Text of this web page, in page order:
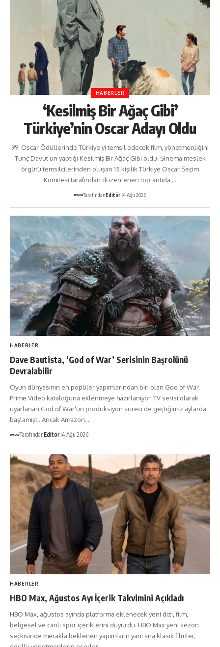
HABERLER
‘Kesilmiş Bir Ağaç Gibi’
Türkiye’nin Oscar Adayı Oldu
99. Oscar Ödüllerinde Türkiye’yi temsil edecek film, yönetmenliğini
Tunç Davut’un yaptığı Kesilmiş Bir Ağaç Gibi oldu. Sinema meslek
örgütü temsilcilerinden oluşan 15 kişilik Türkiye Oscar Seçim
Komitesi tarafından düzenlenen toplantıda,…
TarafındanEditör 4 Ağu 2026
HABERLER
Dave Bautista, ‘God of War’ Serisinin Başrolünü
Devralabilir
Oyun dünyasının en popüler yapımlarından biri olan God of War,
Prime Video kataloğuna eklenmeye hazırlanıyor. TV serisi olarak
uyarlanan God of War‘un prodüksiyon süreci de geçtiğimiz aylarda
başlamıştı. Ancak Amazon…
TarafındanEditör 4 Ağu 2026
HABERLER
HBO Max, Ağustos Ayı İçerik Takvimini Açıkladı
HBO Max, ağustos ayında platforma eklenecek yeni dizi, film,
belgesel ve canlı spor içeriklerini duyurdu. HBO Max yeni sezon
seçkisinde merakla beklenen yapımların yanı sıra klasik filmler,